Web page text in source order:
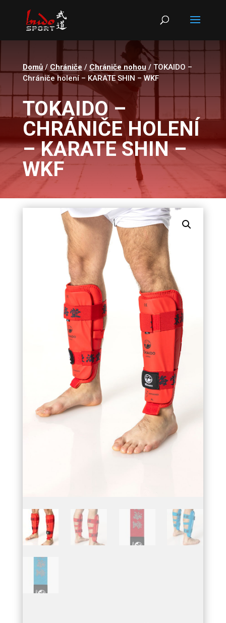
Products
search
Domů/ Chrániče / Chrániče nohou/ TOKAIDO –
Chrániče holení – KARATE SHIN – WKF
TOKAIDO –
CHRÁNIČE HOLENÍ
– KARATE SHIN –
WKF